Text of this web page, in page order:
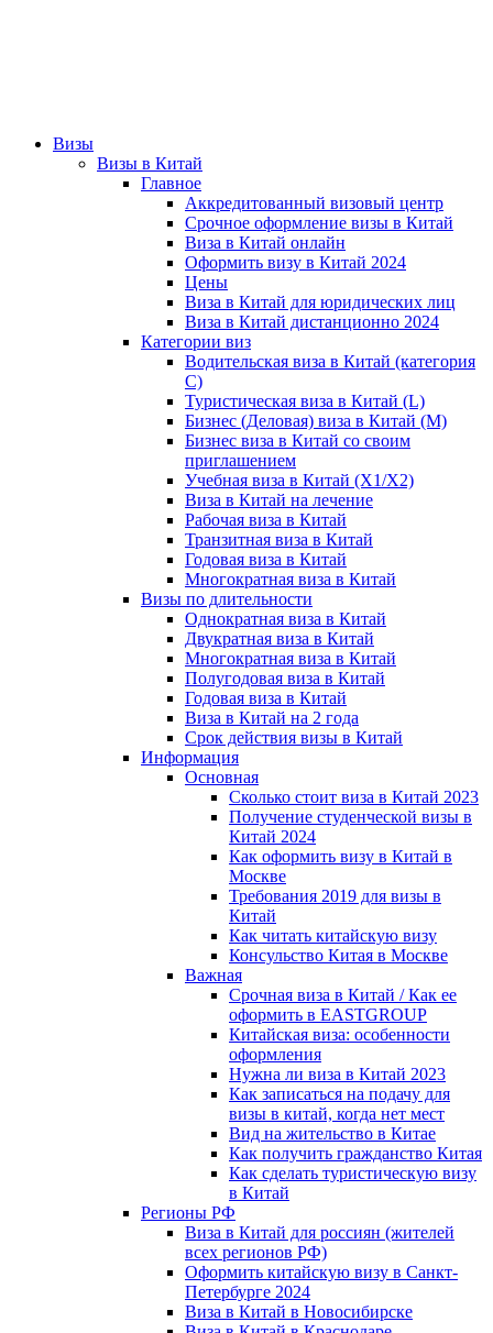
Визы
Визы в Китай
Главное
Аккредитованный визовый центр
Срочное оформление визы в Китай
Виза в Китай онлайн
Оформить визу в Китай 2024
Цены
Виза в Китай для юридических лиц
Виза в Китай дистанционно 2024
Категории виз
Водительская виза в Китай (категория
С)
Туристическая виза в Китай (L)
Бизнес (Деловая) виза в Китай (M)
Бизнес виза в Китай со своим
приглашением
Учебная виза в Китай (X1/X2)
Виза в Китай на лечение
Рабочая виза в Китай
Транзитная виза в Китай
Годовая виза в Китай
Многократная виза в Китай
Визы по длительности
Однократная виза в Китай
Двукратная виза в Китай
Многократная виза в Китай
Полугодовая виза в Китай
Годовая виза в Китай
Виза в Китай на 2 года
Срок действия визы в Китай
Информация
Основная
Сколько стоит виза в Китай 2023
Получение студенческой визы в
Китай 2024
Как оформить визу в Китай в
Москве
Требования 2019 для визы в
Китай
Как читать китайскую визу
Консульство Китая в Москве
Важная
Срочная виза в Китай / Как ее
оформить в EASTGROUP
Китайская виза: особенности
оформления
Нужна ли виза в Китай 2023
Как записаться на подачу для
визы в китай, когда нет мест
Вид на жительство в Китае
Как получить гражданство Китая
Как сделать туристическую визу
в Китай
Регионы РФ
Виза в Китай для россиян (жителей
всех регионов РФ)
Оформить китайскую визу в Санкт-
Петербурге 2024
Виза в Китай в Новосибирске